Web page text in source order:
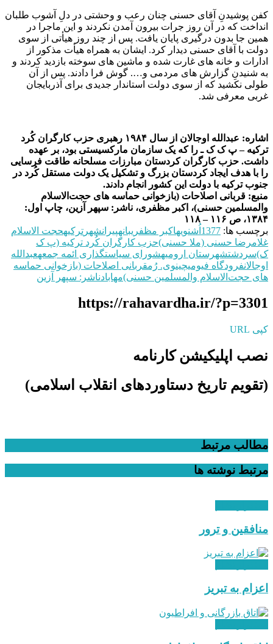
کفن پوشیدنِ آقای حسنی چنان رعب و وحشتی در دلِ آشوب طلبان
انداخت که در آن روز جرات بیرون آمدن نکردند و این ماجرا در
همین جا بدون درگیری پایان یافت. پس از چند روز هیأتی از سوی
دولت با آقای حسنی دیدار کرد. ایشان به همراه هیأت مذکور از
ادارات و خانه های غارت شده و ماشین های سوخته بازدید کردند و
به شنیدنِ گزارش های مردمی و…. گوش فرا دادند. پس از آن
طولی نکشید که از سوی دولت استاندار جدیدی برای آذربایجان
غربی معرفی شد.
اشاره: عبدالله اوجالان از سال ۱۹۸۴ رهبری حزب کارگران کُرد
ترکیه – پ ک ک ـ را که یک سازمان مارکسیستی بود، بر عهده
داشت. حزب کارگران کردستان مبارزات مسلحانه طاقت فرسایی
را با هدف ایجاد کردستان بزرگ و تشکیل یک دولت مستقل کُرد در
جنوب ترکیه با دولت این کشور انجام دادند.
منبع: قربانی اصلاحات (بازخوانی حماسه های حجت‌الاسلام
والمسلمین حسنی)، اکبر مظفری، ناشر: سپهر آزین، چاپ اول:
۱۳۸۴، ص ۱۱۶ – ۱۱۸
برچسب ها: 1377 اُشنویهاکبر مظفریبانهپیرانشهر ترکیهحجت‌ الاسلام
غلامرضا حسنی (ملا حسنی)حزب کارگران کُرد ترکیه (پ ک
ک)سردشتشهرستان ارومیهشورای سیاستگذاری ائمه جمعهعبدالله
اوجالانفرودگاه فیومیچینوی. رُمقربانی اصلاحات (بازخوانی حماسه
های حجت‌الاسلام والمسلمین حسنی)مهابادناشر: سپهر آزین
https://rahavardha.ir/?p=3301
کپی URL
نصب اپلیکیشن کارنامه
(تقویم تاریخ دستاوردهای انقلاب اسلامی​)
مطالب مرتبط
مرتبط نوشته ها
منافقین و ترور
اعزام به تبریز